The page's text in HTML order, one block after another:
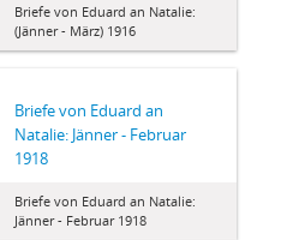
Briefe von Eduard an Natalie:
(Jänner - März) 1916
Briefe von Eduard an
Natalie: Jänner - Februar
1918
Briefe von Eduard an Natalie:
Jänner - Februar 1918